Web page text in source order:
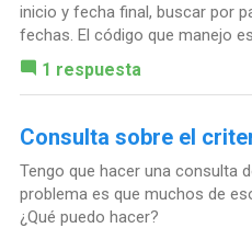
inicio y fecha final, buscar por
fechas. El código que manejo
1 respuesta
Consulta sobre el
Tengo que hacer una consulta
problema es que muchos de
¿Qué puedo hacer?